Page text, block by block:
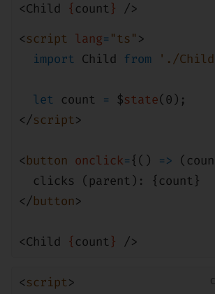
<Child {count} />
<script lang= "ts" >
import Child from './
let count = $state(0);
</script>
<button onclick={() =>
clicks (parent): {count}
</button>
<Child {count} />
<script>